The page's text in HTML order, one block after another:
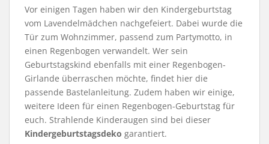
Vor einigen Tagen haben wir den Kindergeburtstag
vom Lavendelmädchen nachgefeiert. Dabei wurde die
Tür zum Wohnzimmer, passend zum Partymotto, in
einen Regenbogen verwandelt. Wer sein
Geburtstagskind ebenfalls mit einer Regenbogen-
Girlande überraschen möchte, findet hier die
passende Bastelanleitung. Zudem haben wir einige,
weitere Ideen für einen Regenbogen-Geburtstag für
euch. Strahlende Kinderaugen sind bei dieser
Kindergeburtstagsdeko garantiert.